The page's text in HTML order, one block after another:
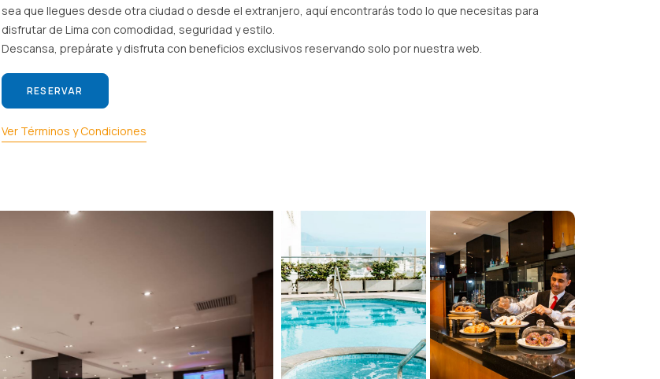
sea que llegues desde otra ciudad o desde el extranjero, aquí encontrarás todo lo que necesitas para
disfrutar de Lima con comodidad, seguridad y estilo.
Descansa, prepárate y disfruta con beneficios exclusivos reservando solo por nuestra web.
RESERVAR
Ver Términos y Condiciones